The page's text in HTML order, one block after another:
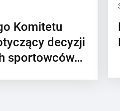
Komitetu
decyzji
sportowców…